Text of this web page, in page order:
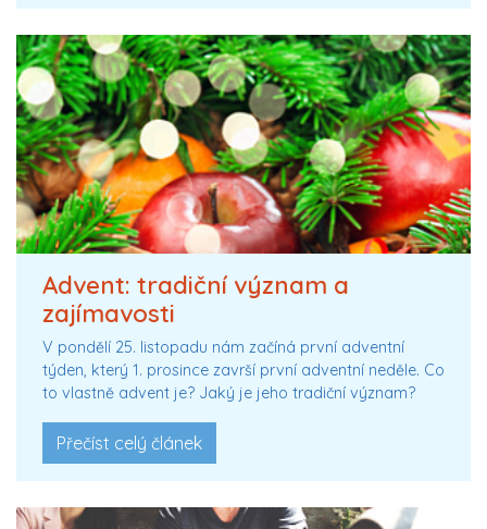
Advent: tradiční význam a
zajímavosti
V pondělí 25. listopadu nám začíná první adventní
týden, který 1. prosince završí první adventní neděle. Co
to vlastně advent je? Jaký je jeho tradiční význam?
Přečíst celý článek